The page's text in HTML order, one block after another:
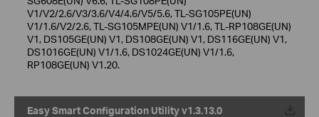
V1/V2/2.6/V3/3.6/V4/4.6/V5/5.6, TL-SG105PE(UN)
V1/1.6/V2/2.6, TL-SG105MPE(UN) V1/1.6, TL-RP108GE(UN)
V1, DS105GE(UN) V1, DS108GE(UN) V1, DS116GE(UN) V1,
DS1016GE(UN) V1/1.6, DS1024GE(UN) V1/1.6,
RP108GE(UN) V1.20.
Easy Smart Configuration Utility v1.3.13.0